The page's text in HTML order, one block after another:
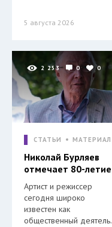
5 августа 2026
2 253 0 0
СТАТЬИ МАТЕРИАЛ
Николай Бурляев
отмечает 80-летие
Артист и режиссер
сегодня широко
известен как
общественный деятель.